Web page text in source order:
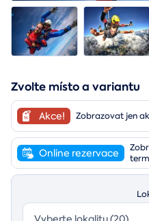
Zvolte místo a variantu
Akce! Zobrazovat jen
Online rezervace